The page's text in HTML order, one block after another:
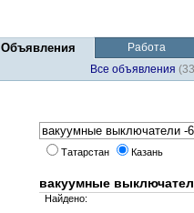
Объявления
Работа
Все объявления
Татарстан Казань
вакуумные
Найдено: